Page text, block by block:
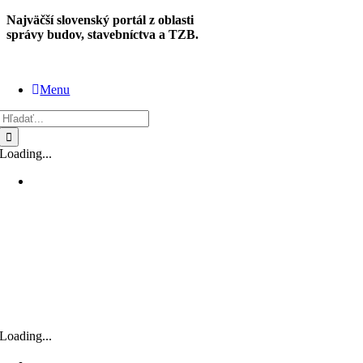
Skip
to
Najväčší slovenský portál z oblasti
správy budov, stavebníctva a TZB.
Menu
Loading...
Loading...